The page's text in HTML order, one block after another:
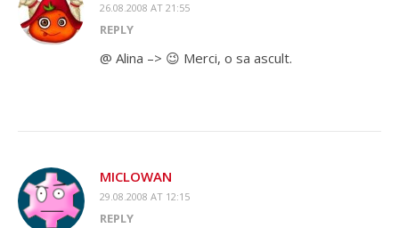
26.08.2008 AT 21:55
REPLY
@ Alina –> 😉 Merci, o sa ascult.
MICLOWAN
29.08.2008 AT 12:15
REPLY